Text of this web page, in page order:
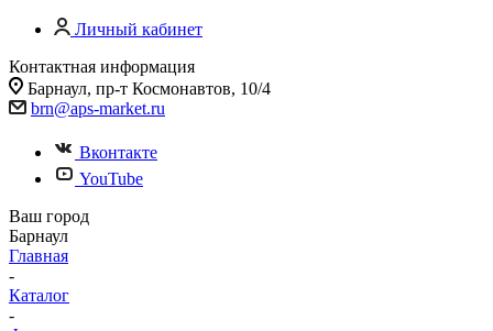
Личный кабинет
Контактная информация
Барнаул, пр-т Космонавтов, 10/4
brn@aps-market.ru
Вконтакте
YouTube
Ваш город
Барнаул
Главная
-
Каталог
-